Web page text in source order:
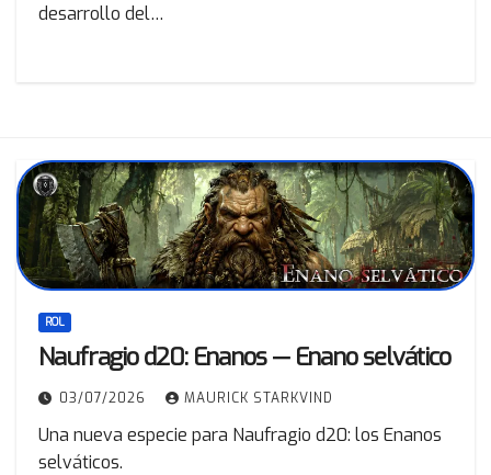
desarrollo del…
ROL
Naufragio d20: Enanos — Enano selvático
03/07/2026 MAURICK STARKVIND
Una nueva especie para Naufragio d20: los Enanos
selváticos.